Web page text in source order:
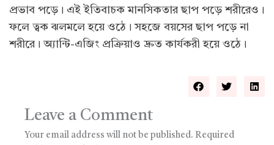
প্রভাব পড়ে। এই ইতিবাচক মানসিকতার ছাপ পড়ে শরীরেও।
ফলে ত্বক ঝলমলে হয়ে ওঠে। সহজে বয়সের ছাপ পড়ে না
শরীরে। অ্যান্টি-এজিং প্রক্রিয়াও দ্রুত কার্যকরী হয়ে ওঠে।
Leave a Comment
Your email address will not be published. Required